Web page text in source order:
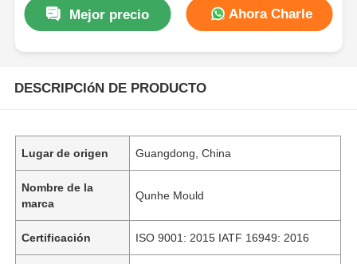
Mejor precio Ahora Charle
DESCRIPCIóN DE PRODUCTO
Lugar de origen Guangdong, China
Nombre de la
marca
Qunhe Mould
Certificación ISO 9001: 2015 IATF 16949: 2016